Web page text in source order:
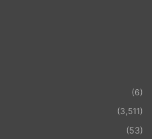
(6)
(3,511)
(53)